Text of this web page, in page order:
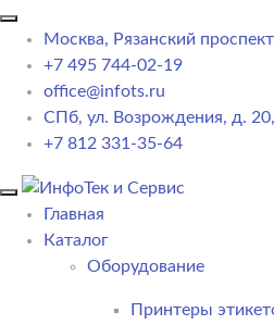
Москва, Рязанский
+7 495 744-02-19
office@infots.ru
СПб, ул. Возрождения, д.
+7 812 331-35-64
Главная
Каталог
Оборудование
Принтеры